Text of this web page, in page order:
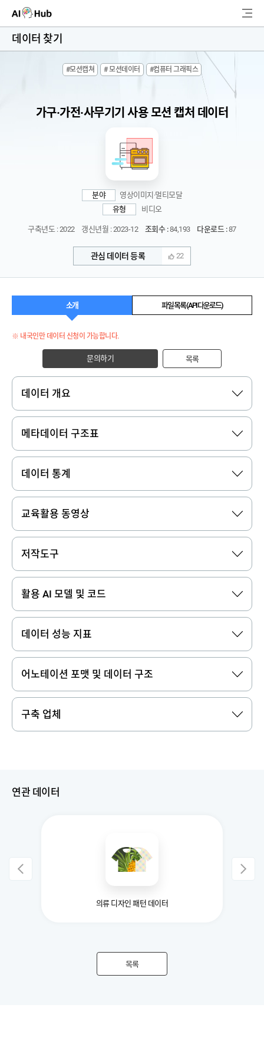
AI-Hub
AI 데이터찾기
AI 개발지원
색
데이터 찾기
#모션캡쳐 # 모션데이터 #컴퓨터 그래픽스
가구·가전·사무기기 사용 모션 캡처 데이터
분야
영상이미지·멀티모달
유형
비디오
구축년도 : 2022 갱신년월 : 2023-12 조회수 :84,193 다운로드 :87
관심 데이터 등록 22
소개 파일 목록 (API 다운로드)
※ 내국인만 데이터 신청이 가능합니다.
문의하기 목록
데이터 개요
메타데이터 구조표
데이터 통계
교육활용 동영상
저작도구
활용 AI 모델 및 코드
데이터 성능 지표
어노테이션 포맷 및 데이터 구조
구축 업체
연관 데이터
의류 디자인 패턴 데이터
목록